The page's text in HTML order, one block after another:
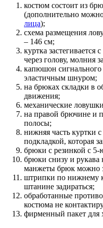
костюм состоит из
(дополнительно
лица);
схема размещения
– 146 см;
куртка
через голову, молния
капюшон сигнального
эластичным шнуром;
на брюках складки в
движения;
механические
на правой брючине и
полосы;
нижняя часть куртки
подкладкой, которая
брюки с резинкой с 5-
брюки снизу и
манжеты брюк можно
штрипки по нижнему
штанине задираться;
обработанные
костюма не
фирменный пакет для